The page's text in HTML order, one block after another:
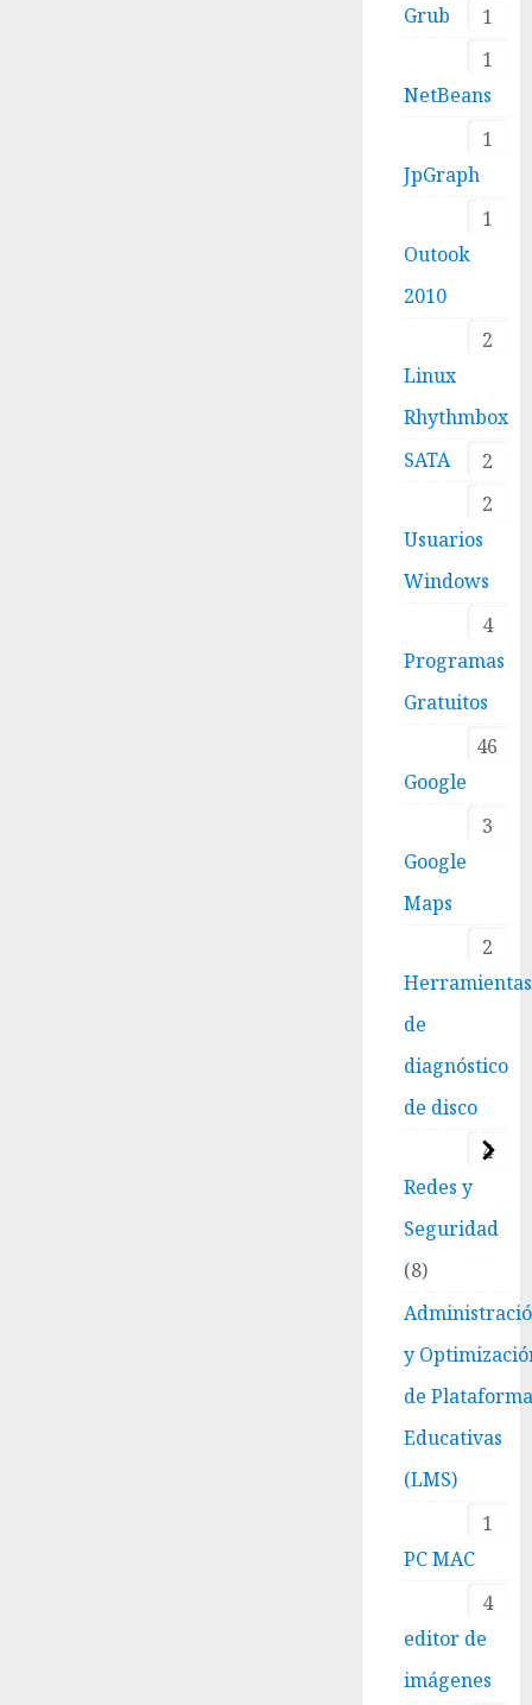
1
Grub
1
NetBeans
1
JpGraph
1
Outook
2010
2
Linux
Rhythmbox
2
SATA
2
Usuarios
Windows
4
Programas
Gratuitos
46
Google
3
Google
Maps
2
Herramientas
de
diagnóstico
de disco
4
Redes y
Seguridad
8
y
de
Educativas
(LMS)
1
PC MAC
4
editor de
imágenes